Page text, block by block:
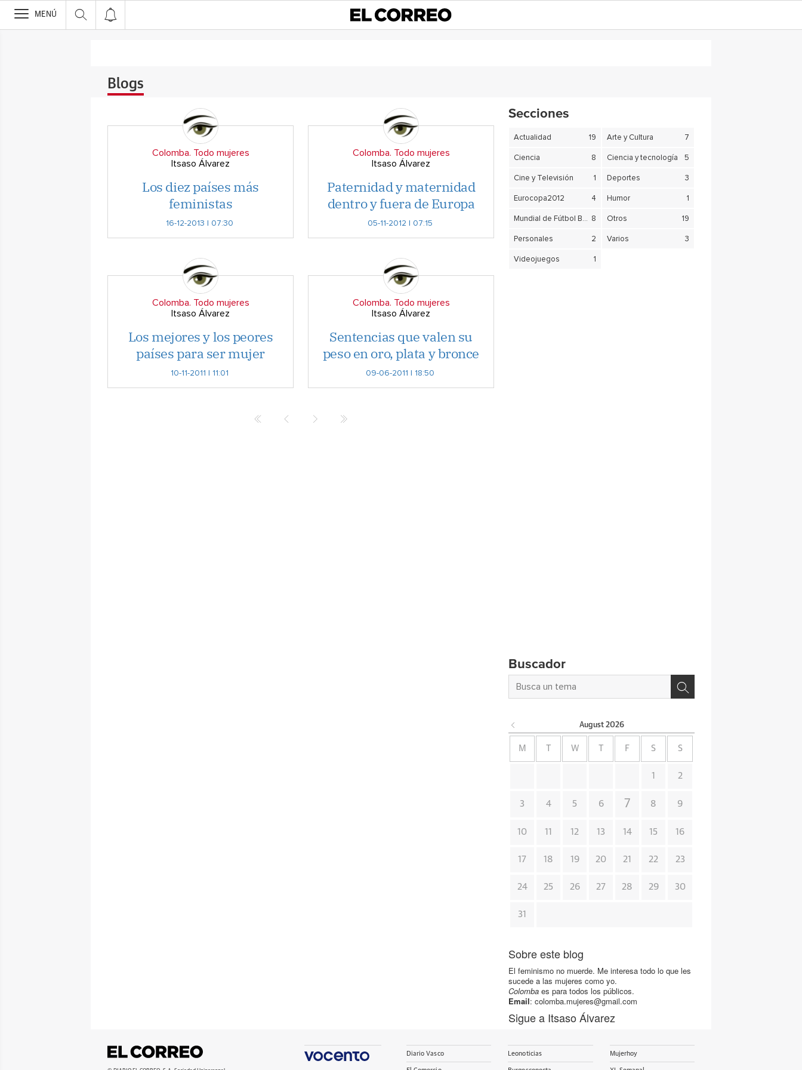
>
MENÚ
Blogs
Colomba. Todo mujeres
Itsaso Álvarez
Los diez países más
feministas
16-12-2013 | 07:30
Colomba. Todo mujeres
Itsaso Álvarez
Paternidad y maternidad
dentro y fuera de Europa
05-11-2012 | 07:15
Colomba. Todo mujeres
Itsaso Álvarez
Los mejores y los peores
países para ser mujer
10-11-2011 | 11:01
Colomba. Todo mujeres
Itsaso Álvarez
Sentencias que valen su
peso en oro, plata y bronce
09-06-2011 | 18:50
Secciones
Actualidad 19 Arte y Cultura 7
Ciencia 8 Ciencia y tecnología 5
Cine y Televisión 1 Deportes 3
Eurocopa2012 4 Humor 1
Mundial de Fútbol Brasil 2014 8 Otros 19
Personales 2 Varios 3
Videojuegos 1
Buscador
August 2026
M W F S S
1 2
3 4 5 6 7 8 9
10 11 12 13 14 15 16
17 18 19 20 21 22 23
24 25 26 27 28 29 30
31
Sobre este blog
El feminismo no muerde. Me interesa todo lo que les
sucede a las mujeres como yo.
Colomba es para todos los públicos.
Email: colomba.mujeres@gmail.com
Sigue a Itsaso Álvarez
Diario Vasco Leonoticias Mujerhoy